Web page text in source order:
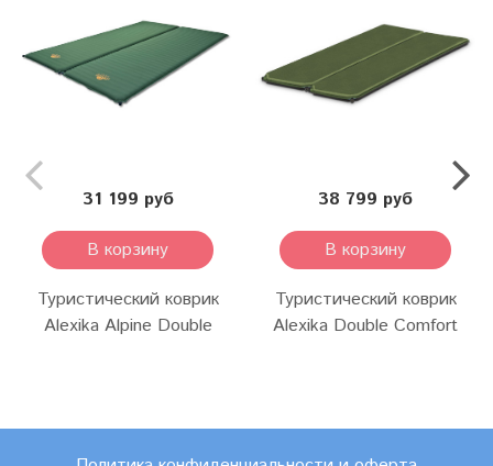
31 199 руб
В корзину
Туристический коврик
Alexika Alpine Double
38 799 руб
В корзину
Туристический коврик
Alexika Double Comfort